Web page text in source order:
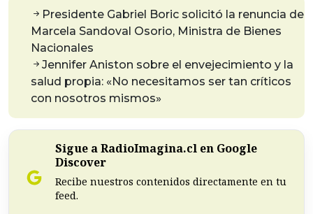
Presidente Gabriel Boric solicitó la renuncia de
Marcela Sandoval Osorio, Ministra de Bienes
Nacionales
Jennifer Aniston sobre el envejecimiento y la
salud propia: «No necesitamos ser tan críticos
con nosotros mismos»
Sigue a RadioImagina.cl en Google
Discover
Recibe nuestros contenidos directamente en tu
feed.